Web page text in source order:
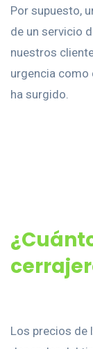
Por supuesto,
de un servicio
nuestros
urgencia como
ha surgido.
Los precios de